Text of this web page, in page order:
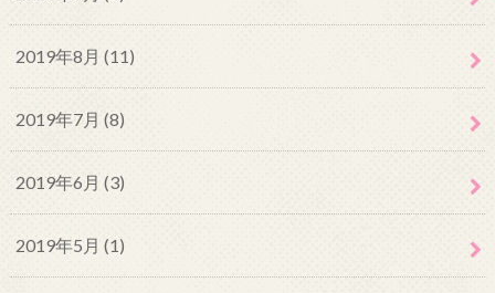
2019年8月 (11)
2019年7月 (8)
2019年6月 (3)
2019年5月 (1)